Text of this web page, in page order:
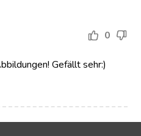
0
Gefällt sehr:)